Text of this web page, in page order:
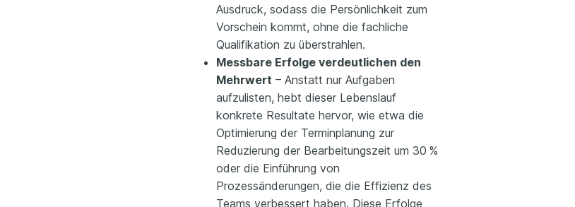
Ausdruck, sodass die Persönlichkeit zum
Vorschein kommt, ohne die fachliche
Qualifikation zu überstrahlen.
Messbare Erfolge verdeutlichen den
Mehrwert – Anstatt nur Aufgaben
aufzulisten, hebt dieser Lebenslauf
konkrete Resultate hervor, wie etwa die
Optimierung der Terminplanung zur
Reduzierung der Bearbeitungszeit um 30 %
oder die Einführung von
Prozessänderungen, die die Effizienz des
Teams verbessert haben. Diese Erfolge